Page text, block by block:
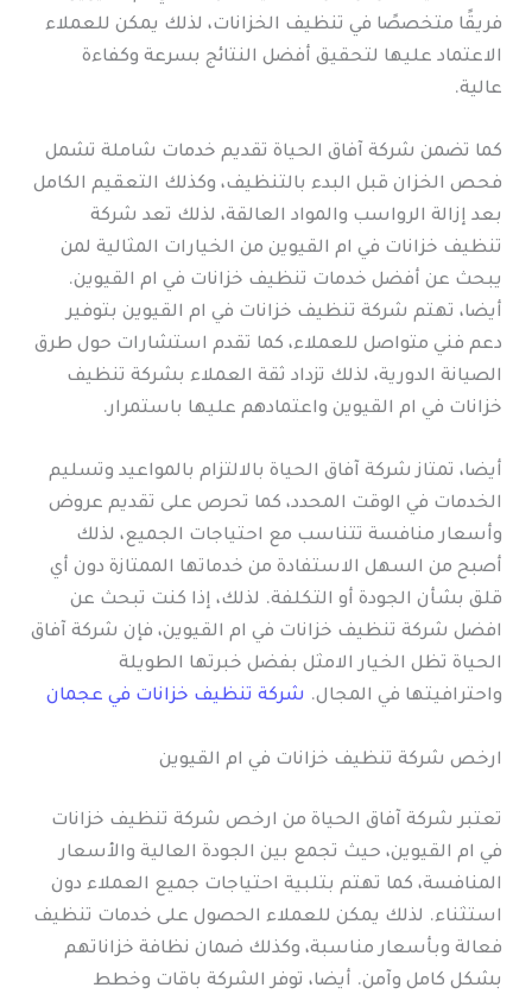
فريقًا متخصصًا في تنظيف الخزانات، لذلك يمكن للعملاء
الاعتماد عليها لتحقيق أفضل النتائج بسرعة وكفاءة
عالية.
كما تضمن شركة آفاق الحياة تقديم خدمات شاملة تشمل
فحص الخزان قبل البدء بالتنظيف، وكذلك التعقيم الكامل
بعد إزالة الرواسب والمواد العالقة، لذلك تعد شركة
تنظيف خزانات في ام القيوين من الخيارات المثالية لمن
يبحث عن أفضل خدمات تنظيف خزانات في ام القيوين.
أيضا، تهتم شركة تنظيف خزانات في ام القيوين بتوفير
دعم فني متواصل للعملاء، كما تقدم استشارات حول طرق
الصيانة الدورية، لذلك تزداد ثقة العملاء بشركة تنظيف
خزانات في ام القيوين واعتمادهم عليها باستمرار.
أيضا، تمتاز شركة آفاق الحياة بالالتزام بالمواعيد وتسليم
الخدمات في الوقت المحدد، كما تحرص على تقديم عروض
وأسعار منافسة تتناسب مع احتياجات الجميع، لذلك
أصبح من السهل الاستفادة من خدماتها الممتازة دون أي
قلق بشأن الجودة أو التكلفة. لذلك، إذا كنت تبحث عن
افضل شركة تنظيف خزانات في ام القيوين، فإن شركة آفاق
الحياة تظل الخيار الامثل بفضل خبرتها الطويلة
واحترافيتها في المجال. شركة تنظيف خزانات في عجمان
ارخص شركة تنظيف خزانات في ام القيوين
تعتبر شركة آفاق الحياة من ارخص شركة تنظيف خزانات
في ام القيوين، حيث تجمع بين الجودة العالية والأسعار
المنافسة، كما تهتم بتلبية احتياجات جميع العملاء دون
استثناء. لذلك يمكن للعملاء الحصول على خدمات تنظيف
فعالة وبأسعار مناسبة، وكذلك ضمان نظافة خزاناتهم
بشكل كامل وآمن. أيضا، توفر الشركة باقات وخطط